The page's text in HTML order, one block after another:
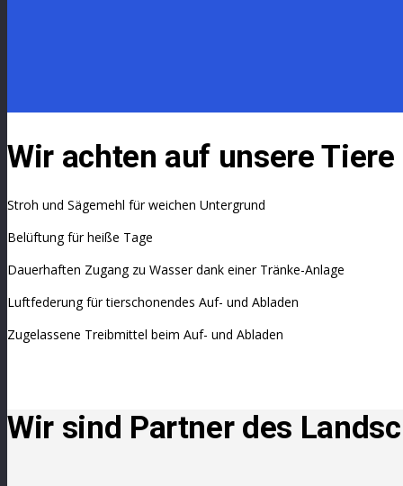
Wir achten auf unsere Tiere
Stroh und Sägemehl für weichen Untergrund
Belüftung für heiße Tage
Dauerhaften Zugang zu Wasser dank einer Tränke-Anlage
Luftfederung für tierschonendes Auf- und Abladen
Zugelassene Treibmittel beim Auf- und Abladen
Wir sind Partner des